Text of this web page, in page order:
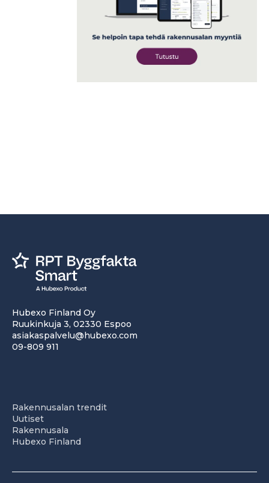
Hubexo Finland Oy
Ruukinkuja 3, 02330 Espoo
asiakaspalvelu@hubexo.com
09-809 911
Rakennusalan trendit
Uutiset
Rakennusala
Hubexo Finland